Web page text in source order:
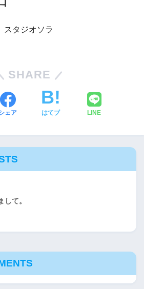
タジオソラ
SHARE
ェア はてブ LINE
して。